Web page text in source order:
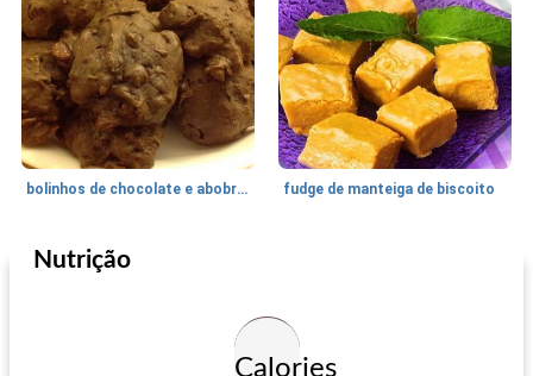
bolinhos de chocolate e abobrinha fudge de manteiga de biscoito
Feriados e Eventos
Nutrição
Calories